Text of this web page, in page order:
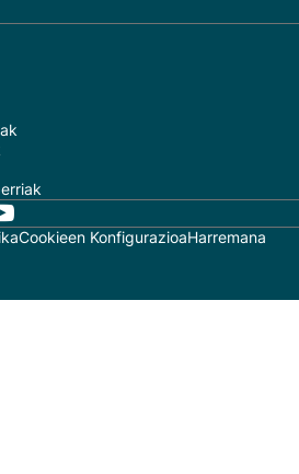
Cookieen KonfigurazioaHarremana